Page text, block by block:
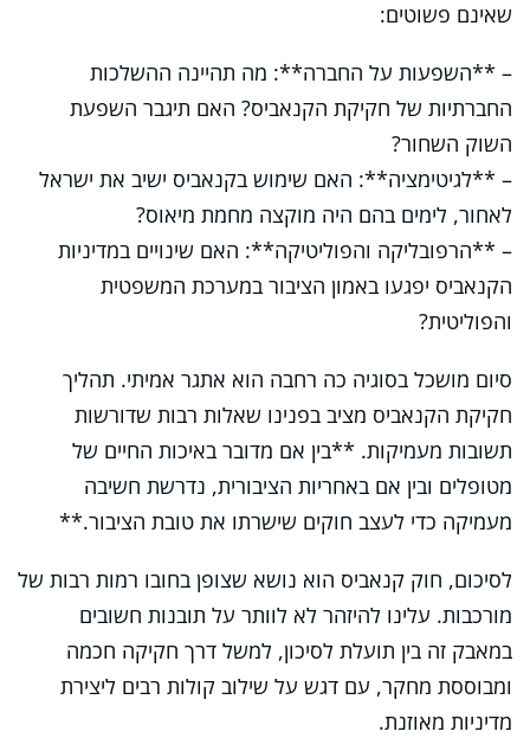
שאינם פשוטים:
– **השפעות על החברה**: מה תהיינה ההשלכות
החברתיות של חקיקת הקנאביס? האם תיגבר השפעת
השוק השחור?
– **לגיטימציה**: האם שימוש בקנאביס ישיב את ישראל
לאחור, לימים בהם היה מוקצה מחמת מיאוס?
– **הרפובליקה והפוליטיקה**: האם שינויים במדיניות
הקנאביס יפגעו באמון הציבור במערכת המשפטית
והפוליטית?
סיום מושכל בסוגיה כה רחבה הוא אתגר אמיתי. תהליך
חקיקת הקנאביס מציב בפנינו שאלות רבות שדורשות
תשובות מעמיקות. **בין אם מדובר באיכות החיים של
מטופלים ובין אם באחריות הציבורית, נדרשת חשיבה
מעמיקה כדי לעצב חוקים שישרתו את טובת הציבור.**
לסיכום, חוק קנאביס הוא נושא שצופן בחובו רמות רבות של
מורכבות. עלינו להיזהר לא לוותר על תובנות חשובים
במאבק זה בין תועלת לסיכון, למשל דרך חקיקה חכמה
ומבוססת מחקר, עם דגש על שילוב קולות רבים ליצירת
מדיניות מאוזנת.